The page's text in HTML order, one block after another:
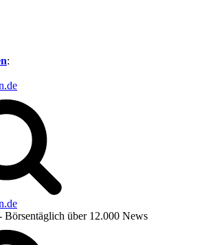
:
Börsentäglich über 12.000 News